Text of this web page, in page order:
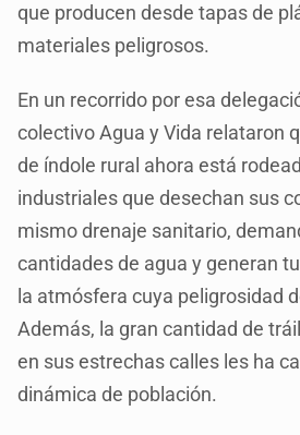
que producen desde tapas de
materiales peligrosos.
En un recorrido por esa
colectivo Agua y Vida relataron
de índole rural ahora está
industriales que desechan sus
mismo drenaje sanitario,
cantidades de agua y generan
la atmósfera cuya peligrosidad
Además, la gran cantidad de
en sus estrechas calles les ha
dinámica de población.